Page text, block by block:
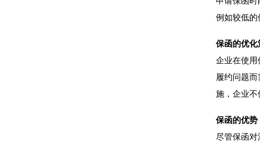
例如较低的
保函的优化
企业在使用
履约问题
施，企业不
保函的优势
尽管保函